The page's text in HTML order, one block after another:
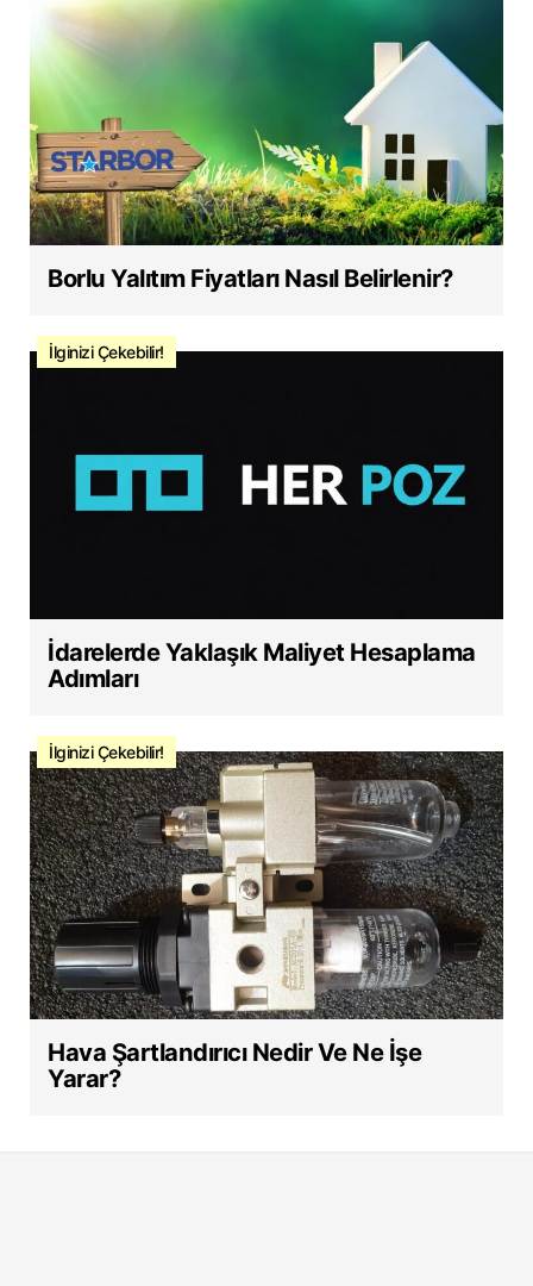
Borlu Yalıtım Fiyatları Nasıl Belirlenir?
İlginizi Çekebilir!
İdarelerde Yaklaşık Maliyet Hesaplama
Adımları
İlginizi Çekebilir!
Hava Şartlandırıcı Nedir Ve Ne İşe
Yarar?